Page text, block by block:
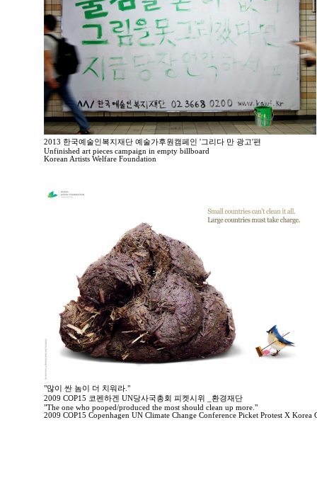
2013 한국예술인복지재단 예술가후원캠페인 '그리다 만 광고'편
Unfinished art pieces campaign in empty billboard
Korean Artists Welfare Foundation
"많이 싼 놈이 더 치워라."
2009 COP15 코펜하겐 UN당사국총회 피켓시위 _환경재단
"The one who pooped/produced the most should clean up more."
2009 COP15 Copenhagen UN Climate Change Conference Picket Protest X Korea